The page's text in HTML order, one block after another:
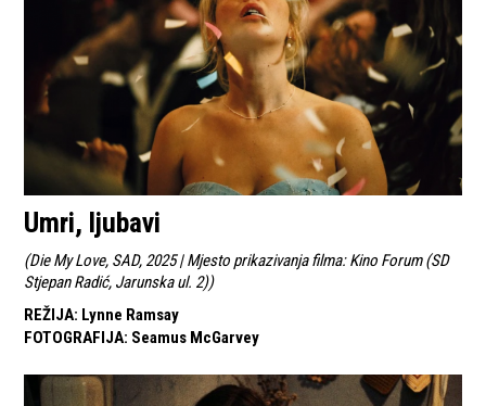
Umri, ljubavi
(Die My Love, SAD, 2025 | Mjesto prikazivanja filma: Kino Forum (SD
Stjepan Radić, Jarunska ul. 2))
REŽIJA: Lynne Ramsay
FOTOGRAFIJA: Seamus McGarvey